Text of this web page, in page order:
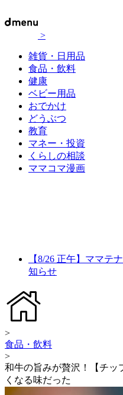
>
雑貨・日用品
食品・飲料
健康
ベビー用品
おでかけ
どうぶつ
教育
マネー・投資
くらしの相談
ママコマ漫画
【8/26 正午】ママテ
知らせ
>
食品・飲料
>
和牛の旨みが贅沢！【チッ
くなる味だった